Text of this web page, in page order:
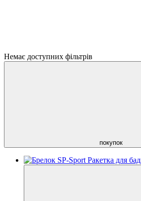
Немає доступних фільтрів
покупок